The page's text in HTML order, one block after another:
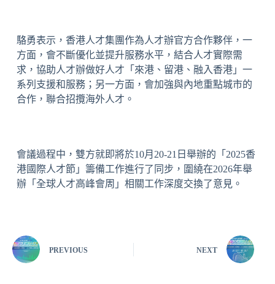
駱勇表示，香港人才集團作為人才辦官方合作夥伴，一
方面，會不斷優化並提升服務水平，結合人才實際需
求，協助人才辦做好人才「來港、留港、融入香港」一
系列支援和服務；另一方面，會加強與內地重點城市的
合作，聯合招攬海外人才。
會議過程中，雙方就即將於10月20-21日舉辦的「2025香
港國際人才節」籌備工作進行了同步，圍繞在2026年舉
辦「全球人才高峰會周」相關工作深度交換了意見。
PREVIOUS NEXT